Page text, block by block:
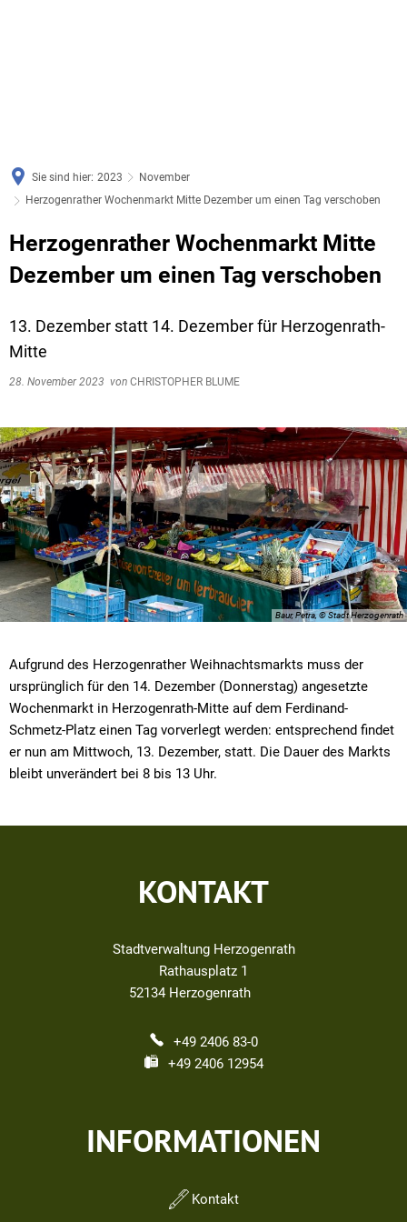
Sie sind hier: 2023
November
Herzogenrather Wochenmarkt Mitte Dezember um einen Tag verschoben
Herzogenrather Wochenmarkt Mitte
Dezember um einen Tag verschoben
13. Dezember statt 14. Dezember für Herzogenrath-
Mitte
28. November 2023 von CHRISTOPHER BLUME
Baur, Petra, © Stadt Herzogenrath
Aufgrund des Herzogenrather Weihnachtsmarkts muss der
ursprünglich für den 14. Dezember (Donnerstag) angesetzte
Wochenmarkt in Herzogenrath-Mitte auf dem Ferdinand-
Schmetz-Platz einen Tag vorverlegt werden: entsprechend findet
er nun am Mittwoch, 13. Dezember, statt. Die Dauer des Markts
bleibt unverändert bei 8 bis 13 Uhr.
KONTAKT
Stadtverwaltung Herzogenrath
Rathausplatz 1
52134 Herzogenrath
+49 2406 83-0
+49 2406 12954
INFORMATIONEN
Kontakt